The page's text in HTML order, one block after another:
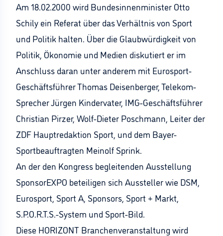
Am 18.02.2000 wird Bundesinnenminister Otto
Schily ein Referat über das Verhältnis von Sport
und Politik halten. Über die Glaubwürdigkeit von
Politik, Ökonomie und Medien diskutiert er im
Anschluss daran unter anderem mit Eurosport-
Geschäftsführer Thomas Deisenberger, Telekom-
Sprecher Jürgen Kindervater, IMG-Geschäftsführer
Christian Pirzer, Wolf-Dieter Poschmann, Leiter der
ZDF Hauptredaktion Sport, und dem Bayer-
Sportbeauftragten Meinolf Sprink.
An der den Kongress begleitenden Ausstellung
SponsorEXPO beteiligen sich Aussteller wie DSM,
Eurosport, Sport A, Sponsors, Sport + Markt,
S.P.O.R.T.S.-System und Sport-Bild.
Diese HORIZONT Branchenveranstaltung wird